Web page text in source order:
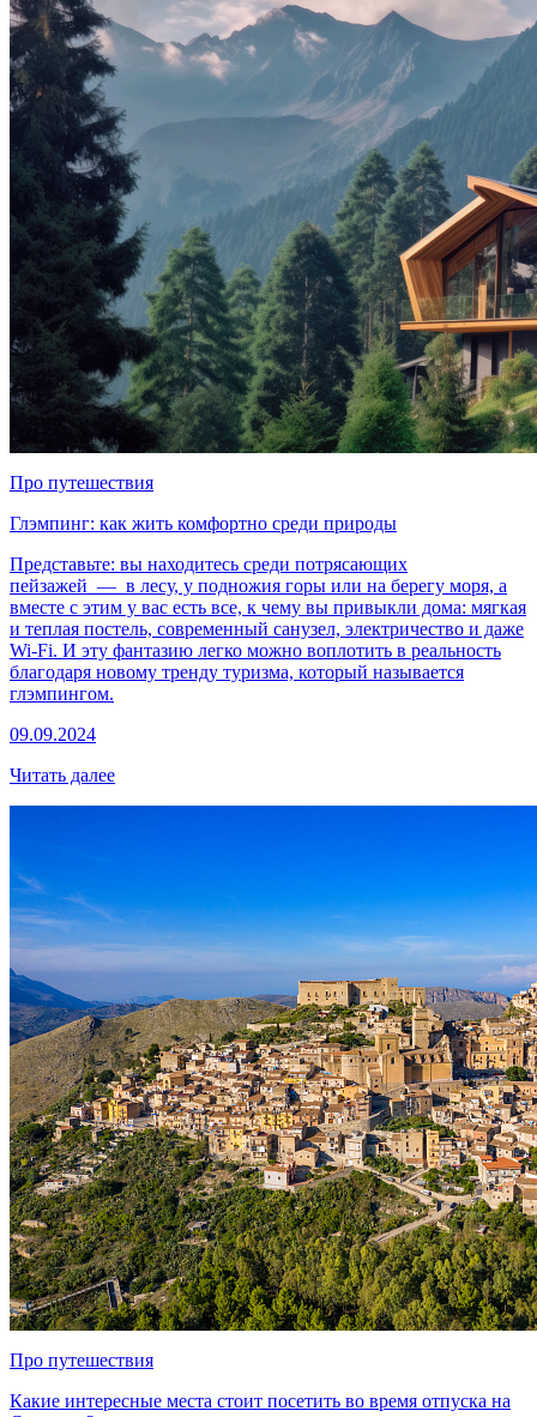
Про путешествия
Глэмпинг: как жить комфортно среди природы
Представьте: вы находитесь среди потрясающих
пейзажей — в лесу, у подножия горы или на берегу моря, а
вместе с этим у вас есть все, к чему вы привыкли дома: мягкая
и теплая постель, современный санузел, электричество и даже
Wi-Fi. И эту фантазию легко можно воплотить в реальность
благодаря новому тренду туризма, который называется
глэмпингом.
09.09.2024
Читать далее
Про путешествия
Какие интересные места стоит посетить во время отпуска на